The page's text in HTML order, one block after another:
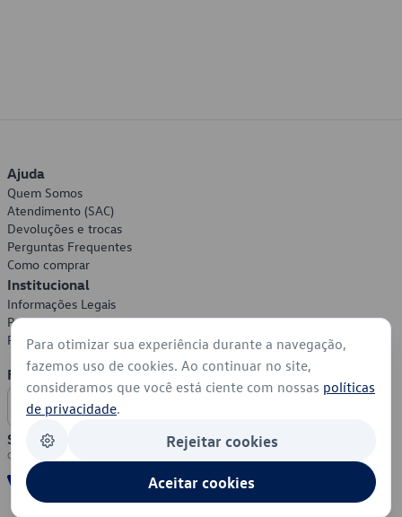
Ajuda
Quem Somos
Atendimento (SAC)
Devoluções e trocas
Perguntas Frequentes
Como comprar
Institucional
Informações Legais
Política de Privacidade
Política de Cookies
Formas de Pagamento
Segurança
Para otimizar sua experiência durante a navegação,
fazemos uso de cookies. Ao continuar no site,
consideramos que você está ciente com nossas políticas
de privacidade.
Rejeitar cookies
Aceitar cookies